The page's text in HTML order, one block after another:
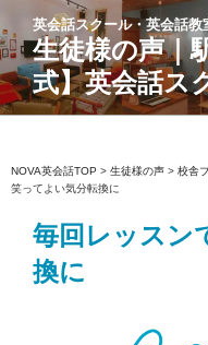
ン
テ
ン
ツ
ス
キ
英会話スクール・英会話教
生徒様の声｜
式】英会話ス
NOVA英会話TOP > 生徒様の声 > 校舎
笑ってよい気分転換に
毎回レッスン
換に